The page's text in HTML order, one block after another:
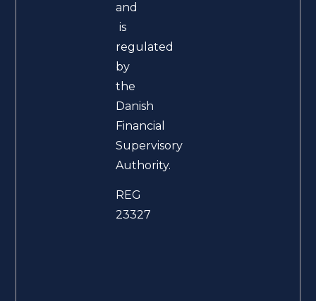
and
is
regulated
by
the
Danish
Financial
Supervisory
Authority.
REG
23327